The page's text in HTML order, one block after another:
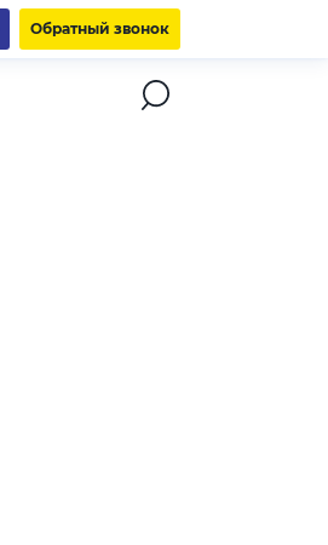
Обратный звонок